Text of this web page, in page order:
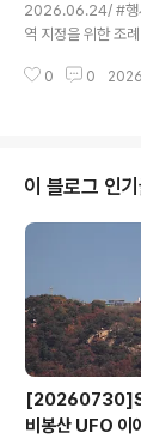
양성원점) ▲맷돌
(범계점) ▲샐러디
2026.06.24/ #행
역 지정을 위한 조
0 0
이 블로그 인
비봉산 UFO 이